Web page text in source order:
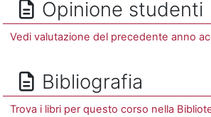
Opinione studenti
Vedi valutazione del precedente anno
Bibliografia
Trova i libri per questo corso nella